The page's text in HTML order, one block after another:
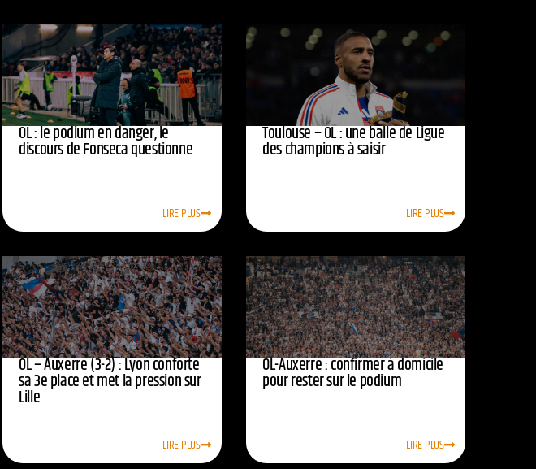
OL : le podium en danger, le
discours de Fonseca questionne
LIRE PLUS
Toulouse – OL : une balle de Ligue
des champions à saisir
LIRE PLUS
OL – Auxerre (3-2) : Lyon conforte
sa 3e place et met la pression sur
Lille
LIRE PLUS
OL-Auxerre : confirmer à domicile
pour rester sur le podium
LIRE PLUS